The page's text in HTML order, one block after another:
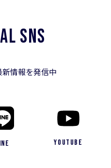
SNS
情報を発信中
YouTube